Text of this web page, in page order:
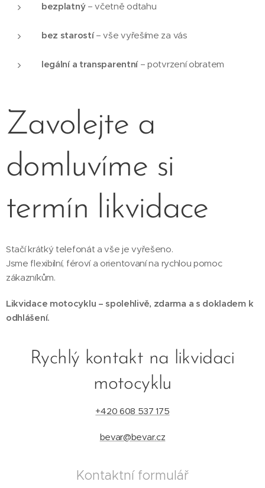
bezplatný– včetně odtahu
bez starostí– vše vyřešíme za vás
legální a transparentní– potvrzení obratem
Zavolejte a
domluvíme si
termín likvidace
Stačí krátký telefonát a vše je vyřešeno.
Jsme flexibilní, féroví a orientovaní na rychlou pomoc
zákazníkům.
Likvidace motocyklu – spolehlivě, zdarma a s dokladem k
odhlášení.
Rychlý kontakt na likvidaci
motocyklu
+420 608 537 175
bevar@bevar.cz
Kontaktní formulář